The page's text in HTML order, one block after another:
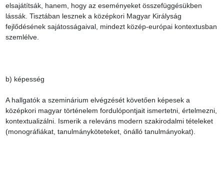
elsajátítsák, hanem, hogy az eseményeket összefüggésükben
lássák. Tisztában lesznek a középkori Magyar Királyság
fejlődésének sajátosságaival, mindezt közép-európai kontextusban
szemlélve.
b) képesség
A hallgatók a szeminárium elvégzését követően képesek a
középkori magyar történelem fordulópontjait ismertetni, értelmezni,
kontextualizálni. Ismerik a releváns modern szakirodalmi tételeket
(monográfiákat, tanulmányköteteket, önálló tanulmányokat).